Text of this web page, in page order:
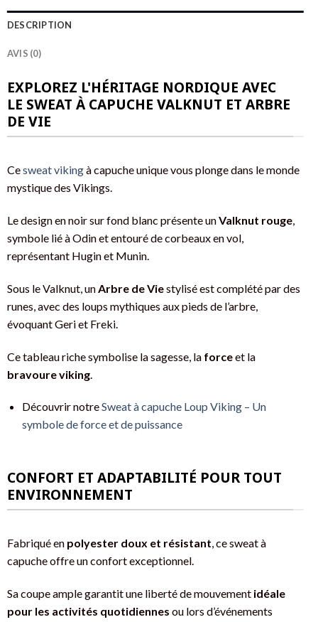
DESCRIPTION
AVIS (0)
EXPLOREZ L'HÉRITAGE NORDIQUE AVEC
LE SWEAT À CAPUCHE VALKNUT ET ARBRE
DE VIE
Cesweat vikingà capuche unique vous plonge dans le monde
mystique des Vikings.
Le design en noir sur fond blanc présente unValknut rouge,
symbole lié à Odin et entouré de corbeaux en vol,
représentant Hugin et Munin.
Sous le Valknut, un Arbre de Viestylisé est complété par des
runes, avec des loups mythiques aux pieds de l’arbre,
évoquant Geri et Freki.
Ce tableau riche symbolise la sagesse, la forceet la
bravoure viking.
Découvrir notreSweat à capuche Loup Viking – Un
symbole de force et de puissance
CONFORT ET ADAPTABILITÉ POUR TOUT
ENVIRONNEMENT
Fabriqué en polyester doux et résistant, ce sweat à
capuche offre un confort exceptionnel.
Sa coupe ample garantit une liberté de mouvement idéale
pour les activités quotidiennes ou lors d’événements